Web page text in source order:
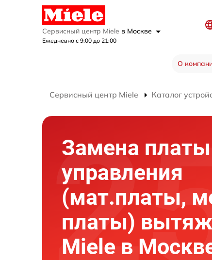
Сервисный центр Miele в Москве
Ежедневно с 9:00 до 21:00
О
Сервисный центр Miele Каталог
Замена платы
управления
(мат.платы,
платы)
Miele в